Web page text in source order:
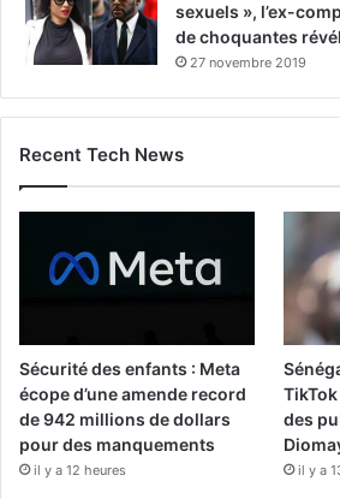
sexuels », l’ex-
de choquantes
27 novembre 2019
Recent Tech News
Sécurité des enfants : Meta
écope d’une amende record
de 942 millions de dollars
pour des manquements
il y a 12 heures
des
il y a